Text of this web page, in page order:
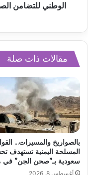
الوطني للتضامن
مقالات ذات صلة
بالصواريخ والمسيرات…
المسلحة اليمنية تستهدف
سعودية بـ”صحن الجن” في
أغسطس 8, 2026